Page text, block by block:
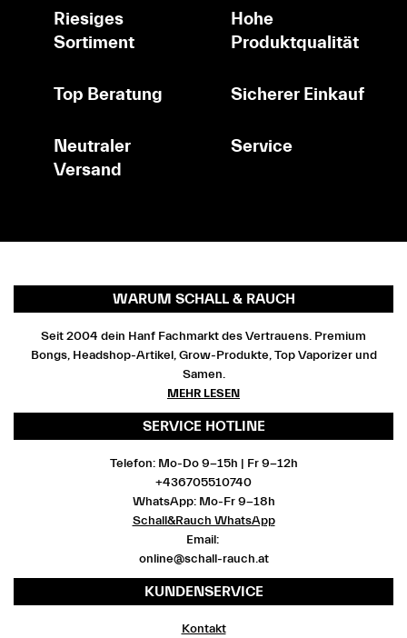
Riesiges
Sortiment
Hohe
Produktqualität
Top Beratung Sicherer Einkauf
Neutraler
Versand
Service
WARUM SCHALL & RAUCH
Seit 2004 dein Hanf Fachmarkt des Vertrauens. Premium
Bongs, Headshop-Artikel, Grow-Produkte, Top Vaporizer und
Samen.
MEHR LESEN
SERVICE HOTLINE
Telefon: Mo-Do 9-15h | Fr 9-12h
+436705510740
WhatsApp: Mo-Fr 9-18h
Schall&Rauch WhatsApp
Email:
online@schall-rauch.at
KUNDENSERVICE
Kontakt